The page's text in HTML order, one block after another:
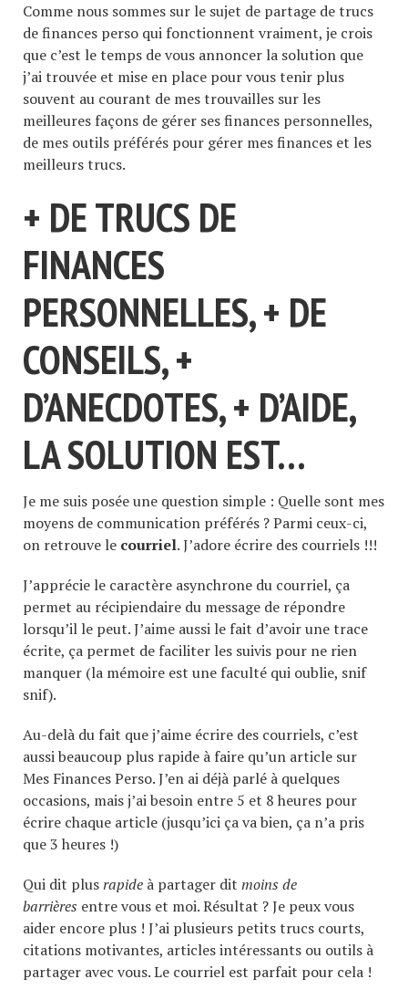
Comme nous sommes sur le sujet de partage de trucs
de finances perso qui fonctionnent vraiment, je crois
que c’est le temps de vous annoncer la solution que
j’ai trouvée et mise en place pour vous tenir plus
souvent au courant de mes trouvailles sur les
meilleures façons de gérer ses finances personnelles,
de mes outils préférés pour gérer mes finances et les
meilleurs trucs.
+ DE TRUCS DE
FINANCES
PERSONNELLES, + DE
CONSEILS, +
D’ANECDOTES, + D’AIDE,
LA SOLUTION EST…
Je me suis posée une question simple : Quelle sont mes
moyens de communication préférés ? Parmi ceux-ci,
on retrouve le courriel. J’adore écrire des courriels !!!
J’apprécie le caractère asynchrone du courriel, ça
permet au récipiendaire du message de répondre
lorsqu’il le peut. J’aime aussi le fait d’avoir une trace
écrite, ça permet de faciliter les suivis pour ne rien
manquer (la mémoire est une faculté qui oublie, snif
snif).
Au-delà du fait que j’aime écrire des courriels, c’est
aussi beaucoup plus rapide à faire qu’un article sur
Mes Finances Perso. J’en ai déjà parlé à quelques
occasions, mais j’ai besoin entre 5 et 8 heures pour
écrire chaque article (jusqu’ici ça va bien, ça n’a pris
que 3 heures !)
Qui dit plusrapide à partager dit moins de
barrières entre vous et moi. Résultat ? Je peux vous
aider encore plus ! J’ai plusieurs petits trucs courts,
citations motivantes, articles intéressants ou outils à
partager avec vous. Le courriel est parfait pour cela !